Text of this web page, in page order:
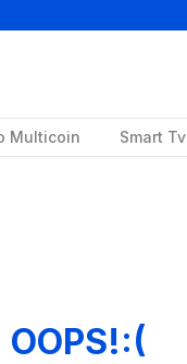
Multicoin Smart Tv
OOPS!